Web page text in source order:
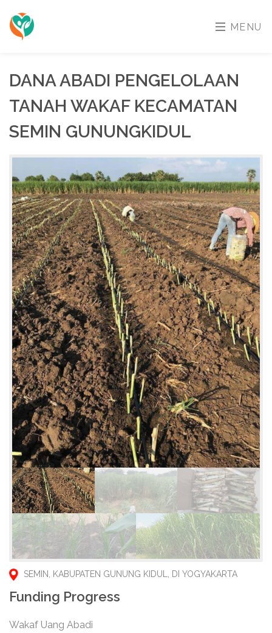
MENU
DANA ABADI PENGELOLAAN
TANAH WAKAF KECAMATAN
SEMIN GUNUNGKIDUL
SEMIN, KABUPATEN GUNUNG KIDUL, DI YOGYAKARTA
Funding Progress
Wakaf Uang Abadi